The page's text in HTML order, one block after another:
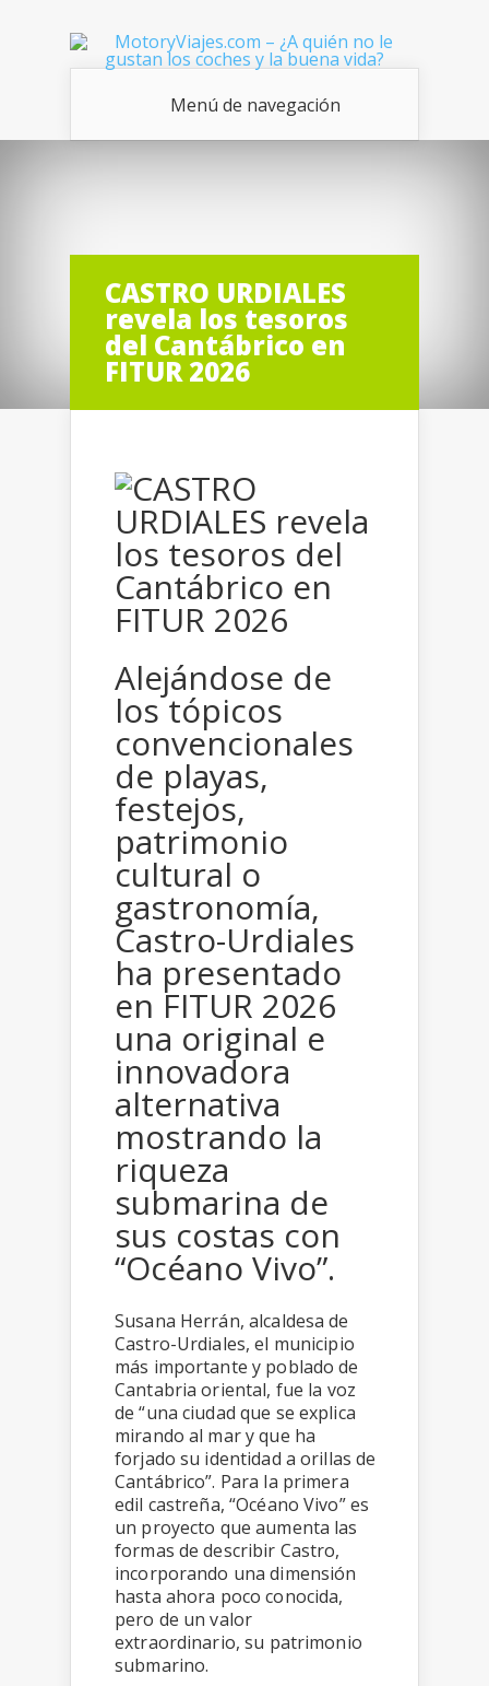
Menú de navegación
CASTRO URDIALES
revela los tesoros
del Cantábrico en
FITUR 2026
Alejándose de
los tópicos
convencionales
de playas,
festejos,
patrimonio
cultural o
gastronomía,
Castro-Urdiales
ha presentado
en FITUR 2026
una original e
innovadora
alternativa
mostrando la
riqueza
submarina de
sus costas con
“Océano Vivo”.
Susana Herrán, alcaldesa de
Castro-Urdiales, el municipio
más importante y poblado de
Cantabria oriental, fue la voz
de “una ciudad que se explica
mirando al mar y que ha
forjado su identidad a orillas de
Cantábrico”. Para la primera
edil castreña, “Océano Vivo” es
un proyecto que aumenta las
formas de describir Castro,
incorporando una dimensión
hasta ahora poco conocida,
pero de un valor
extraordinario, su patrimonio
submarino.